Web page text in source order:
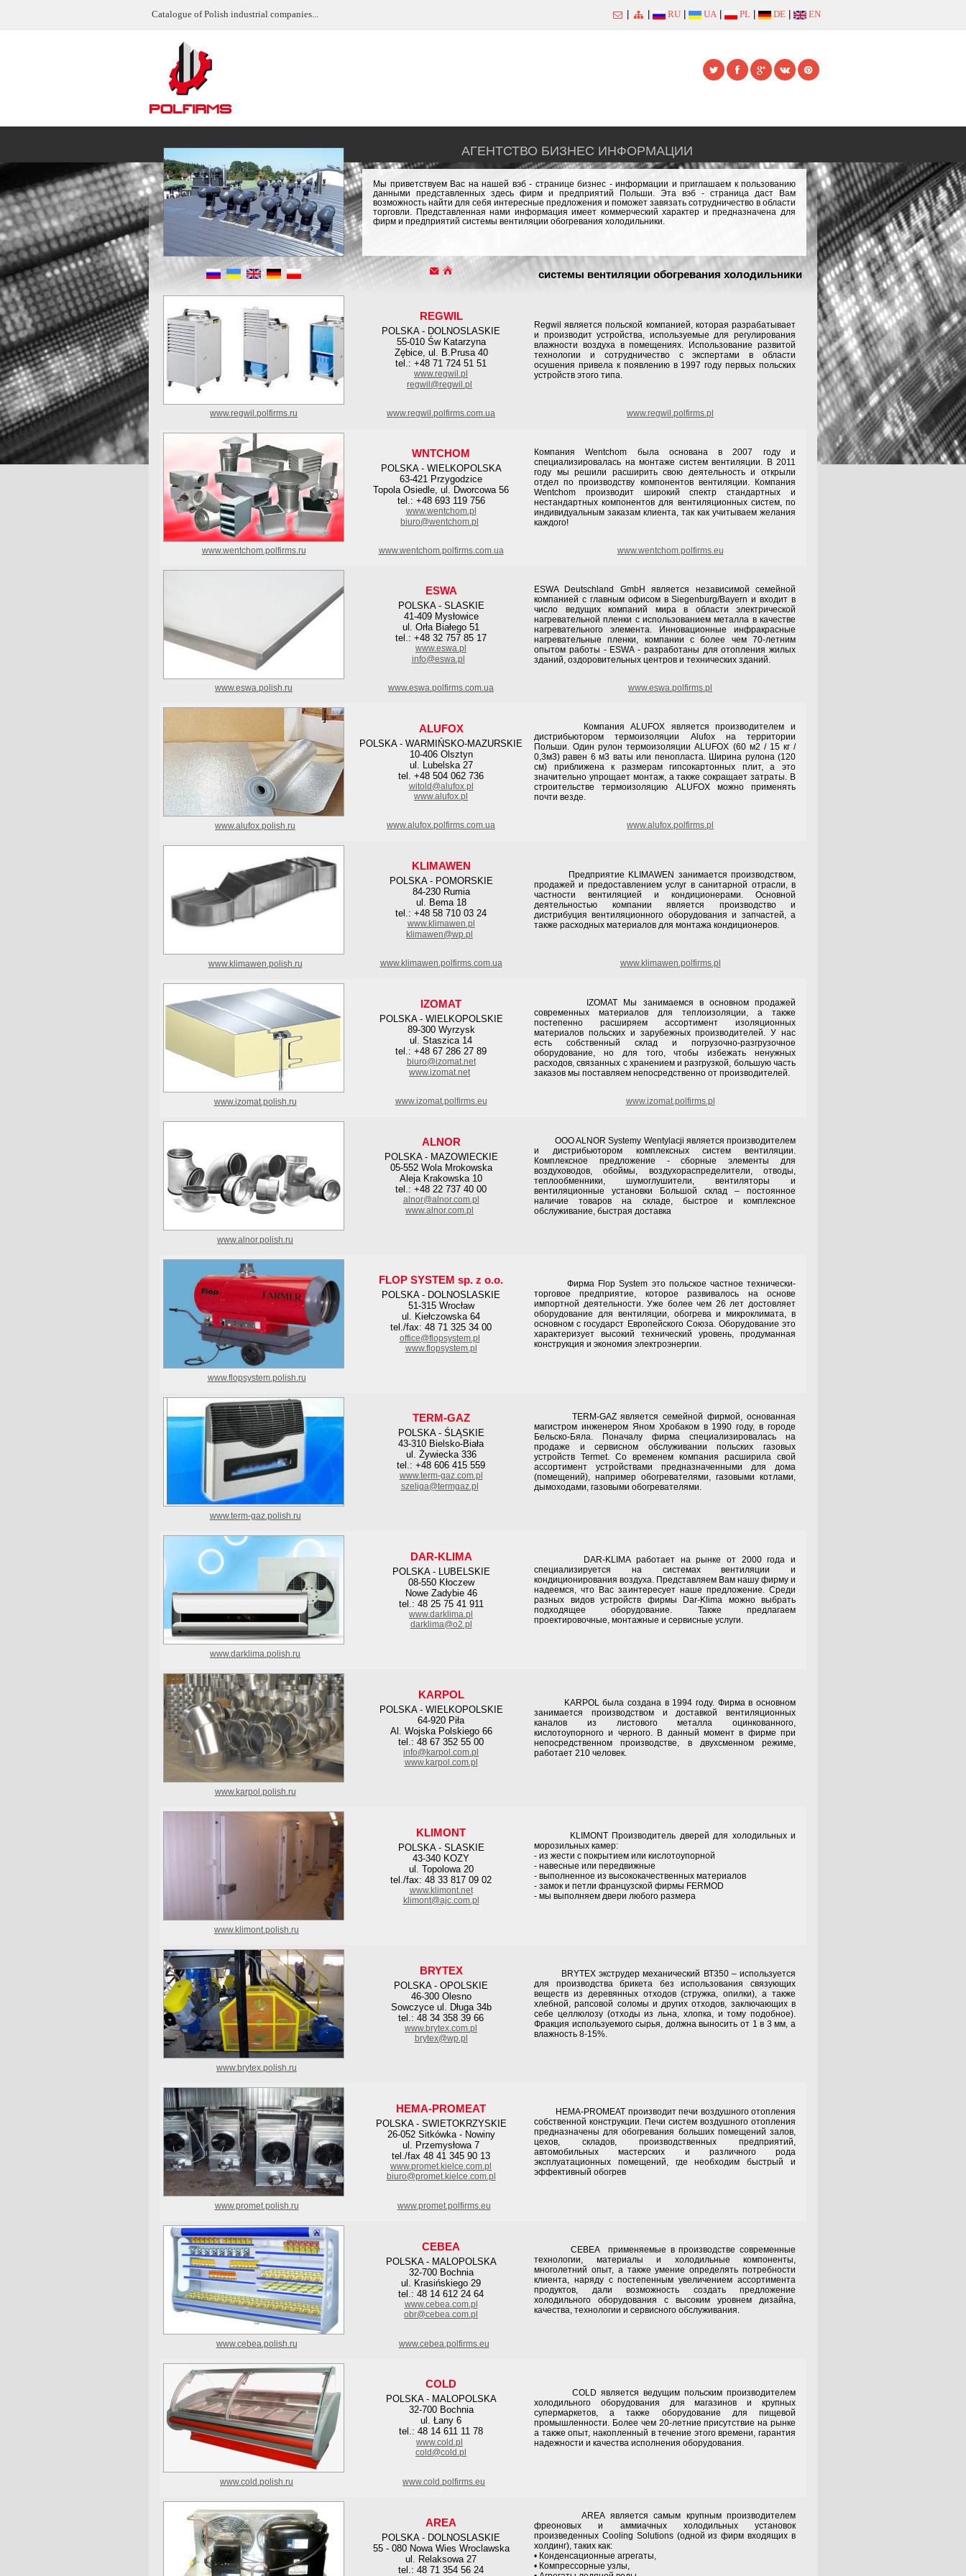
Catalogue of Polish industrial companies... RU UA PL DE EN
АГЕНТСТВО БИЗНЕС ИНФОРМАЦИИ
Мы приветствуем Вас на нашей вэб - странице бизнес - информации и приглашаем к пользованию
данными представленных здесь фирм и предприятий Польши. Эта вэб - страница даст Вам
возможность найти для себя интересные предложения и поможет завязать сотрудничество в области
торговли. Представленная нами информация имеет коммерческий характер и предназначена для
фирм и предприятий системы вентиляции обогревания холодильники.
системы вентиляции обогревания холодильники
REGWIL
POLSKA - DOLNOSLASKIE
55-010 Św Katarzyna
Zębice, ul. B.Prusa 40
tel.: +48 71 724 51 51
www.regwil.pl
regwil@regwil.pl
Regwil является польской компанией, которая разрабатывает
и производит устройства, используемые для регулирования
влажности воздуха в помещениях. Использование развитой
технологии и сотрудничество с экспертами в области
осушения привела к появлению в 1997 году первых польских
устройств этого типа.
www.regwil.polfirms.ru www.regwil.polfirms.com.ua www.regwil.polfirms.pl
WNTCHOM
POLSKA - WIELKOPOLSKA
63-421 Przygodzice
Topola Osiedle, ul. Dworcowa 56
tel.: +48 693 119 756
www.wentchom.pl
biuro@wentchom.pl
Компания Wentchom была основана в 2007 году и
специализировалась на монтаже систем вентиляции. В 2011
году мы решили расширить свою деятельность и открыли
отдел по производству компонентов вентиляции. Компания
Wentchom производит широкий спектр стандартных и
нестандартных компонентов для вентиляционных систем, по
индивидуальным заказам клиента, так как учитываем желания
каждого!
www.wentchom.polfirms.ru www.wentchom.polfirms.com.ua www.wentchom.polfirms.eu
ESWA
POLSKA - SLASKIE
41-409 Mysłowice
ul. Orła Białego 51
tel.: +48 32 757 85 17
www.eswa.pl
info@eswa.pl
ESWA Deutschland GmbH является независимой семейной
компанией с главным офисом в Siegenburg/Bayern и входит в
число ведущих компаний мира в области электрической
нагревательной пленки с использованием металла в качестве
нагревательного элемента. Инновационные инфракрасные
нагревательные пленки, компании с более чем 70-летним
опытом работы - ESWA - разработаны для отопления жилых
зданий, оздоровительных центров и технических зданий.
www.eswa.polish.ru www.eswa.polfirms.com.ua www.eswa.polfirms.pl
ALUFOX
POLSKA - WARMIŃSKO-MAZURSKIE
10-406 Olsztyn
ul. Lubelska 27
tel. +48 504 062 736
witold@alufox.pl
www.alufox.pl
Компания ALUFOX является производителем и
дистрибьютором термоизоляции Alufox на территории
Польши. Один рулон термоизоляции ALUFOX (60 м2 / 15 кг /
0,3м3) равен 6 м3 ваты или пенопласта. Ширина рулона (120
см) приближена к размерам гипсокартонных плит, а это
значительно упрощает монтаж, а также сокращает затраты. В
строительстве термоизоляцию ALUFOX можно применять
почти везде.
www.alufox.polish.ru www.alufox.polfirms.com.ua www.alufox.polfirms.pl
KLIMAWEN
POLSKA - POMORSKIE
84-230 Rumia
ul. Bema 18
tel.: +48 58 710 03 24
www.klimawen.pl
klimawen@wp.pl
Предприятие KLIMAWEN занимается производством,
продажей и предоставлением услуг в санитарной отрасли, в
частности вентиляцией и кондиционерами. Основной
деятельностью компании является производство и
дистрибуция вентиляционного оборудования и запчастей, а
также расходных материалов для монтажа кондиционеров.
www.klimawen.polish.ru www.klimawen.polfirms.com.ua www.klimawen.polfirms.pl
IZOMAT
POLSKA - WIELKOPOLSKIE
89-300 Wyrzysk
ul. Staszica 14
tel.: +48 67 286 27 89
biuro@izomat.net
www.izomat.net
IZOMAT Мы занимаемся в основном продажей
современных материалов для теплоизоляции, а также
постепенно расширяем ассортимент изоляционных
материалов польских и зарубежных производителей. У нас
есть собственный склад и погрузочно-разгрузочное
оборудование, но для того, чтобы избежать ненужных
расходов, связанных с хранением и разгрузкой, большую часть
заказов мы поставляем непосредственно от производителей.
www.izomat.polish.ru www.izomat.polfirms.eu www.izomat.polfirms.pl
ALNOR
POLSKA - MAZOWIECKIE
05-552 Wola Mrokowska
Aleja Krakowska 10
tel.: +48 22 737 40 00
alnor@alnor.com.pl
www.alnor.com.pl
OOO ALNOR Systemy Wentylacji является производителем
и дистрибьютором комплексных систем вентиляции.
Комплексное предложение - сборные элементы для
воздуховодов, обоймы, воздухораспределители, отводы,
теплообменники, шумоглушители, вентиляторы и
вентиляционные установки Большой склад – постоянное
наличие товаров на складе, быстрое и комплексное
обслуживание, быстрая доставка
www.alnor.polish.ru
FLOP SYSTEM sp. z o.o.
POLSKA - DOLNOSLASKIE
51-315 Wrocław
ul. Kiełczowska 64
tel./fax: 48 71 325 34 00
office@flopsystem.pl
www.flopsystem.pl
Фирма Flop System это польское частное технически-
торговое предприятие, которое развивалось на основе
импортной деятельности. Уже более чем 26 лет достовляет
оборудование для вентиляции, обогрева и микроклимата, в
основном с государст Европейского Союза. Оборудование это
характеризует высокий технический уровень, продуманная
конструкция и экономия электроэнергии.
www.flopsystem.polish.ru
TERM-GAZ
POLSKA - ŚLĄSKIE
43-310 Bielsko-Biała
ul. Żywiecka 336
tel.: +48 606 415 559
www.term-gaz.com.pl
szeliga@termgaz.pl
TERM-GAZ является семейной фирмой, основанная
магистром инженером Яном Хробаком в 1990 году, в городе
Бельско-Бяла. Поначалу фирма специализировалась на
продаже и сервисном обслуживании польских газовых
устройств Termet. Со временем компания расширила свой
ассортимент устройствами предназначенными для дома
(помещений), например обогревателями, газовыми котлами,
дымоходами, газовыми обогревателями.
www.term-gaz.polish.ru
DAR-KLIMA
POLSKA - LUBELSKIE
08-550 Kłoczew
Nowe Zadybie 46
tel.: 48 25 75 41 911
www.darklima.pl
darklima@o2.pl
DAR-KLIMA работает на рынке от 2000 года и
специализируется на системах вентиляции и
кондиционирования воздуха. Представляем Вам нашу фирму и
надеемся, что Вас заинтересует наше предложение. Среди
разных видов устройств фирмы Dar-Klima можно выбрать
подходящее оборудование. Также предлагаем
проектировочные, монтажные и сервисные услуги.
www.darklima.polish.ru
KARPOL
POLSKA - WIELKOPOLSKIE
64-920 Piła
Al. Wojska Polskiego 66
tel.: 48 67 352 55 00
info@karpol.com.pl
www.karpol.com.pl
KARPOL была создана в 1994 году. Фирма в основном
занимается производством и доставкой вентиляционных
каналов из листового металла оцинкованного,
кислотоупорного и черного. В данный момент в фирме при
непосредственном производстве, в двухсменном режиме,
работает 210 человек.
www.karpol.polish.ru
KLIMONT
POLSKA - SLASKIE
43-340 KOZY
ul. Topolowa 20
tel./fax: 48 33 817 09 02
www.klimont.net
klimont@ajc.com.pl
KLIMONT Производитель дверей для холодильных и
морозильных камер:
- из жести с покрытием или кислотоупорной
- навесные или передвижные
- выполненное из высококачественных материалов
- замок и петли французской фирмы FERMOD
- мы выполняем двери любого размера
www.klimont.polish.ru
BRYTEX
POLSKA - OPOLSKIE
46-300 Olesno
Sowczyce ul. Długa 34b
tel.: 48 34 358 39 66
www.brytex.com.pl
brytex@wp.pl
BRYTEX экструдер механический ВТ350 – используется
для производства брикета без использования связующих
веществ из деревянных отходов (стружка, опилки), а также
хлебной, рапсовой соломы и других отходов, заключающих в
себе целлюлозу (отходы из льна, хлопка, и тому подобное).
Фракция используемого сырья, должна выносить от 1 в 3 мм, а
влажность 8-15%.
www.brytex.polish.ru
HEMA-PROMEAT
POLSKA - SWIETOKRZYSKIE
26-052 Sitkówka - Nowiny
ul. Przemysłowa 7
tel./fax 48 41 345 90 13
www.promet.kielce.com.pl
biuro@promet.kielce.com.pl
HEMA-PROMEAT производит печи воздушного отопления
собственной конструкции. Печи систем воздушного отопления
предназначены для обогревания больших помещений залов,
цехов, складов, производственных предприятий,
автомобильных мастерских и различного рода
эксплуатационных помещений, где необходим быстрый и
эффективный обогрев
www.promet.polish.ru www.promet.polfirms.eu
CEBEA
POLSKA - MALOPOLSKA
32-700 Bochnia
ul. Krasińskiego 29
tel.: 48 14 612 24 64
www.cebea.com.pl
obr@cebea.com.pl
CEBEA применяемые в производстве современные
технологии, материалы и холодильные компоненты,
многолетний опыт, а также умение определять потребности
клиента, наряду с постепенным увеличением ассортимента
продуктов, дали возможность создать предложение
холодильного оборудования с высоким уровнем дизайна,
качества, технологии и сервисного обслуживания.
www.cebea.polish.ru www.cebea.polfirms.eu
COLD
POLSKA - MALOPOLSKA
32-700 Bochnia
ul. Łany 6
tel.: 48 14 611 11 78
www.cold.pl
cold@cold.pl
COLD является ведущим польским производителем
холодильного оборудования для магазинов и крупных
супермаркетов, а также оборудование для пищевой
промышленности. Более чем 20-летние присутствие на рынке
а также опыт, накопленный в течение этого времени, гарантия
надежности и качества исполнения оборудования.
www.cold.polish.ru www.cold.polfirms.eu
AREA
POLSKA - DOLNOSLASKIE
55 - 080 Nowa Wies Wroclawska
ul. Relaksowa 27
tel.: 48 71 354 56 24
AREA является самым крупным производителем
фреоновых и аммиачных холодильных установок
произведенных Cooling Solutions (одной из фирм входящих в
холдинг), таких как:
• Конденсационные агрегаты,
• Компрессорные узлы,